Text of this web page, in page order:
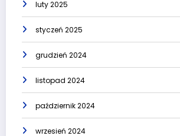
luty 2025
styczeń 2025
grudzień 2024
listopad 2024
październik 2024
wrzesień 2024